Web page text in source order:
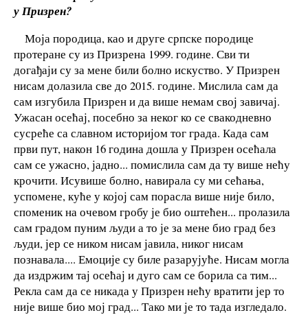
у Призрен?
Моја породица, као и друге српске породице
протеране су из Призрена 1999. године. Сви ти
догађаји су за мене били болно искуство. У Призрен
нисам долазила све до 2015. године. Мислила сам да
сам изгубила Призрен и да више немам свој завичај.
Ужасан осећај, посебно за неког ко се свакодневно
сусреће са славном историјом тог града. Када сам
први пут, након 16 година дошла у Призрен осећала
сам се ужасно, јадно... помислила сам да ту више нећу
крочити. Исувише болно, навирала су ми сећања,
успомене, куће у којој сам порасла више није било,
споменик на очевом гробу је био оштећен... пролазила
сам градом пуним људи а то је за мене био град без
људи, јер се ником нисам јавила, никог нисам
познавала.... Емоције су биле разарујуће. Нисам могла
да издржим тај осећај и дуго сам се борила са тим...
Рекла сам да се никада у Призрен нећу вратити јер то
није више био мој град... Тако ми је то тада изгледало.